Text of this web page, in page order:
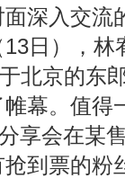
深入交
日），
北京的东
幕。值得
享会在某
到票的